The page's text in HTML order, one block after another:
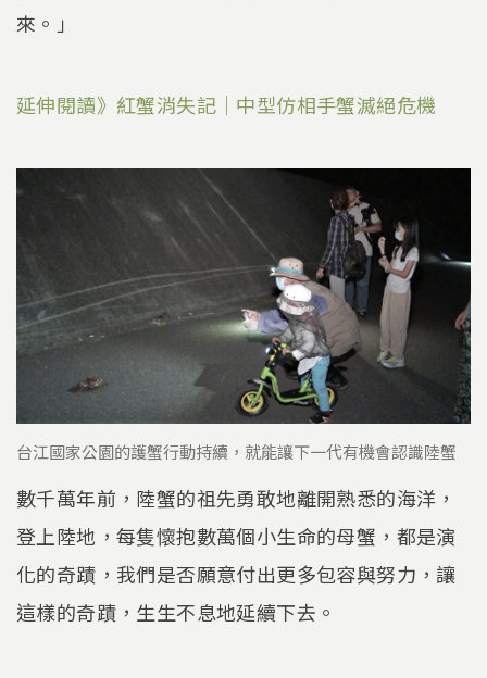
來。」
延伸閱讀》紅蟹消失記｜中型仿相手蟹滅絕危機
台江國家公園的護蟹行動持續，就能讓下一代有機會認識陸蟹
數千萬年前，陸蟹的祖先勇敢地離開熟悉的海洋，
登上陸地，每隻懷抱數萬個小生命的母蟹，都是演
化的奇蹟，我們是否願意付出更多包容與努力，讓
這樣的奇蹟，生生不息地延續下去。